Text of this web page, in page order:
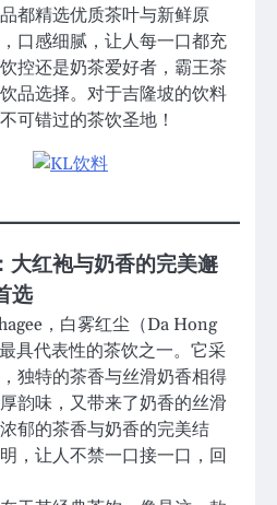
都精选优质茶叶与新鲜原
口感细腻，让人每一口都充
控还是奶茶爱好者，霸王茶
品选择。对于吉隆坡的饮料
可错过的茶饮圣地！
大红袍与奶香的完美邂
选
，白雾红尘（Da Hong
具代表性的茶饮之一。它采
独特的茶香与丝滑奶香相得
韵味，又带来了奶香的丝滑
郁的茶香与奶香的完美结
，让人不禁一口接一口，回